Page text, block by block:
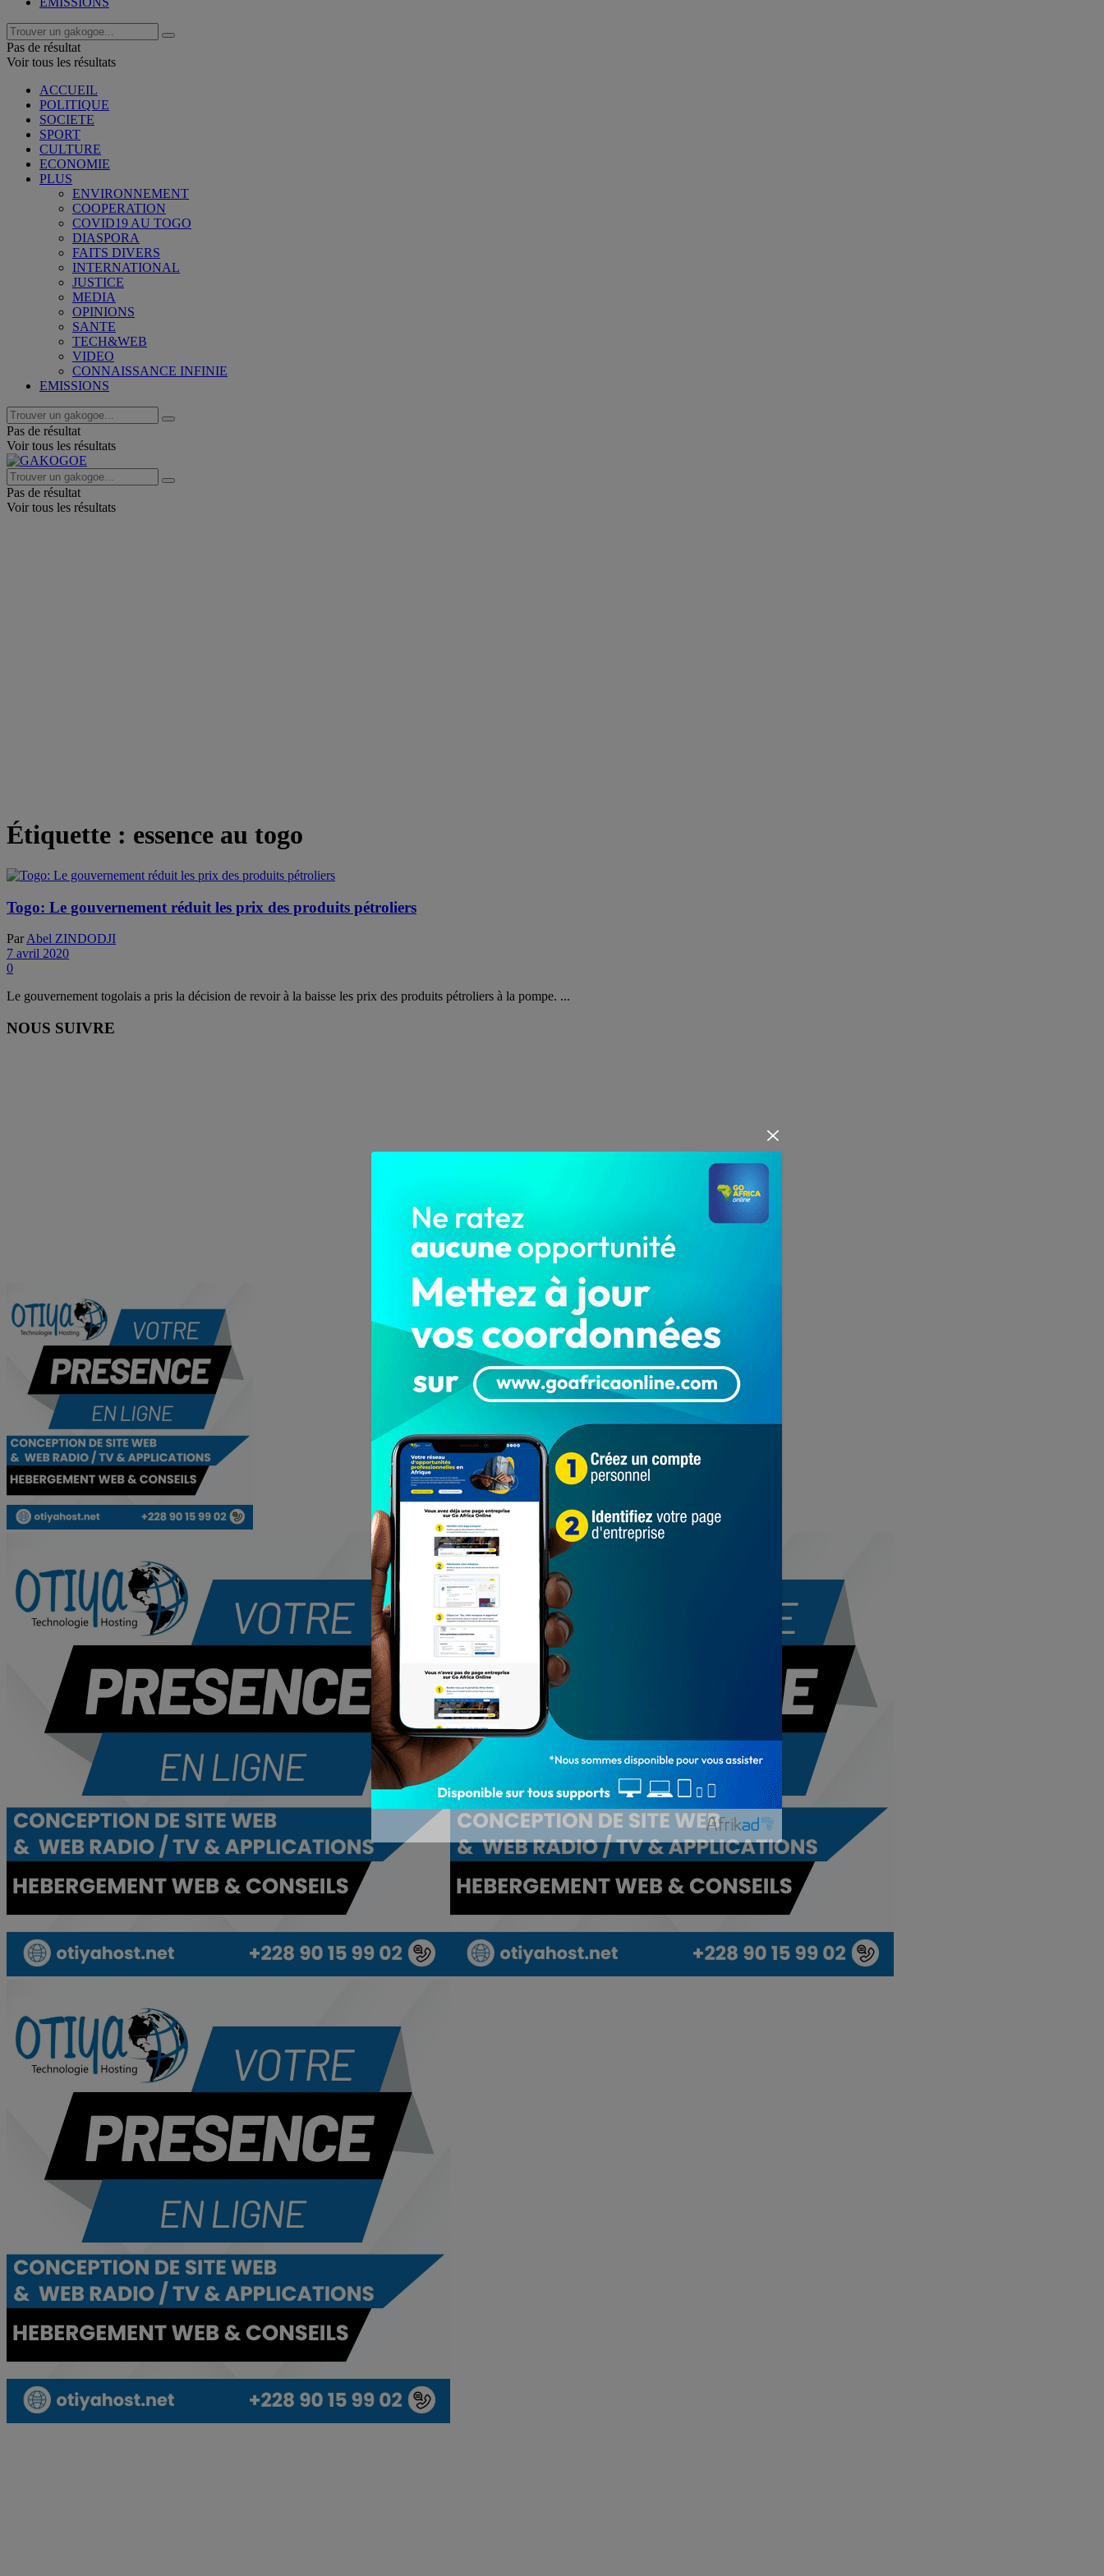
Pas de résultat
Voir tous les résultats
ACCUEIL
POLITIQUE
SOCIETE
SPORT
CULTURE
ECONOMIE
PLUS
ENVIRONNEMENT
COOPERATION
COVID19 AU TOGO
DIASPORA
FAITS DIVERS
INTERNATIONAL
JUSTICE
MEDIA
OPINIONS
SANTE
TECH&WEB
VIDEO
CONNAISSANCE INFINIE
EMISSIONS
Pas de résultat
Voir tous les résultats
Pas de résultat
Voir tous les résultats
Étiquette : essence au togo
Togo: Le gouvernement réduit les prix des produits pétroliers
Par Abel ZINDODJI
7 avril 2020
0
Le gouvernement togolais a pris la décision de revoir à la baisse les prix des produits pétroliers à la pompe. ...
NOUS SUIVRE